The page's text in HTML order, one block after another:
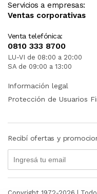
Servicios a empresas:
Ventas corporativas
Venta telefónica:
0810 333 8700
LU-VI de 08:00 a 20:00
SA de 09:00 a 13:00
Información legal
Protección de Usuarios
Recibí ofertas y